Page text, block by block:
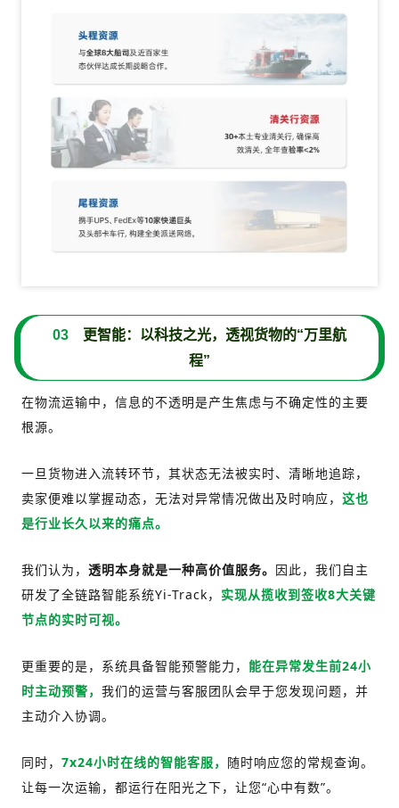
03
更智能：以科技之光，透视货物的“万里航
程”
在物流运输中，信息的不透明是产生焦虑与不确定性的主要
根源。
一旦货物进入流转环节，其状态无法被实时、清晰地追踪，
卖家便难以掌握动态，无法对异常情况做出及时响应， 这也
是行业长久以来的痛点。
我们认为， 透明本身就是一种高价值服务。 因此，我们自主
研发了全链路智能系统Yi-Track， 实现从揽收到签收8大关键
节点的实时可视。
更重要的是，系统具备智能预警能力， 能在异常发生前24小
时主动预警， 我们的运营与客服团队会早于您发现问题，并
主动介入协调。
同时， 7x24小时在线的智能客服， 随时响应您的常规查询。
让每一次运输，都运行在阳光之下，让您“心中有数”。